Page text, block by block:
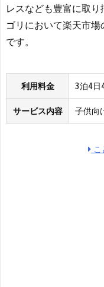
レスなども豊富に取
ゴリにおいて楽天市
です。
利用料金 3泊4日
サービス内容 子供向